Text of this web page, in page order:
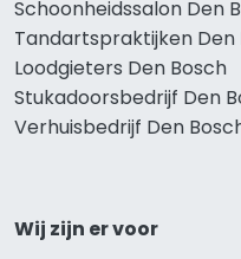
Schoonheidssalon Den
Tandartspraktijken Den
Loodgieters Den Bosch
Stukadoorsbedrijf Den
Verhuisbedrijf Den
Wij zijn er voor